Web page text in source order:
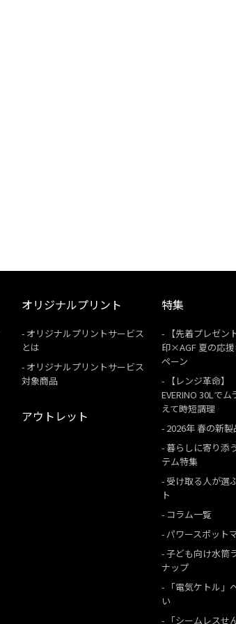
オリジナルプリント
オリジナルプリントサービス
とは
オリジナルプリントサービス
対象商品
アウトレット
特集
【先着プレゼン
印×AGF 夏の応
ペーン
【レンジ革命】
EVERINO 30Lでム
えて時短調理
2026年 春の新製
暮らしに寄り添
テム特集
受け取る人が選
ト
コラム一覧
パワースポット
子ども向け水筒
ナップ
「電気ケトル」
い
「シームレスせ